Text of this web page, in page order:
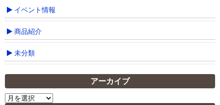
イベント情報
商品紹介
未分類
アーカイブ
ア